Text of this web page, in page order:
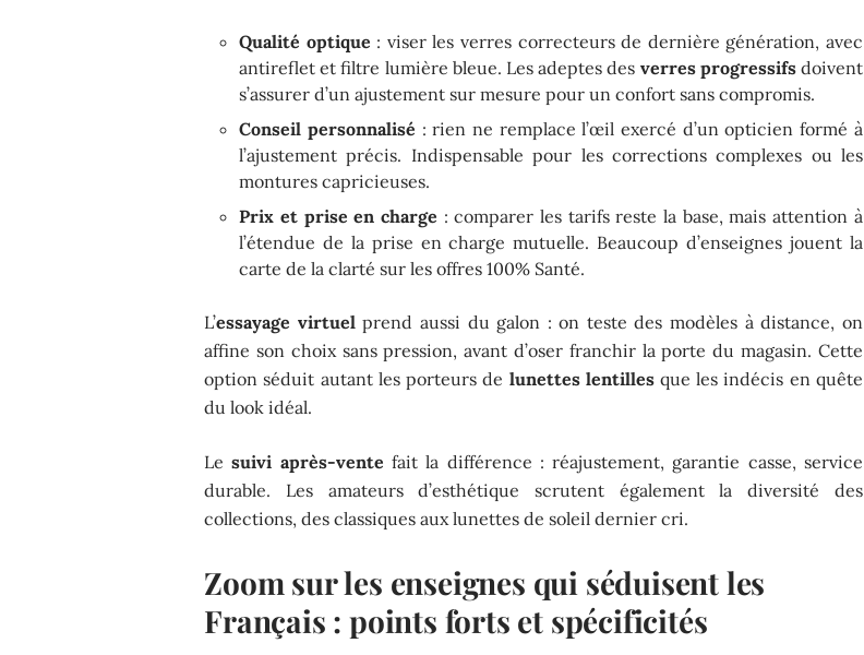
Qualité optique : viser les verres correcteurs de dernière génération, avec
antireflet et filtre lumière bleue. Les adeptes des verres progressifsdoivent
s’assurer d’un ajustement sur mesure pour un confort sans compromis.
Conseil personnalisé : rien ne remplace l’œil exercé d’un opticien formé à
l’ajustement précis. Indispensable pour les corrections complexes ou les
montures capricieuses.
Prix et prise en charge : comparer les tarifs reste la base, mais attention à
l’étendue de la prise en charge mutuelle. Beaucoup d’enseignes jouent la
carte de la clarté sur les offres 100% Santé.
L’essayage virtuelprend aussi du galon : on teste des modèles à distance, on
affine son choix sans pression, avant d’oser franchir la porte du magasin. Cette
option séduit autant les porteurs de lunettes lentillesque les indécis en quête
du look idéal.
Lesuivi après-vente fait la différence : réajustement, garantie casse, service
durable. Les amateurs d’esthétique scrutent également la diversité des
collections, des classiques aux lunettes de soleil dernier cri.
Zoom sur les enseignes qui séduisent les
Français : points forts et spécificités